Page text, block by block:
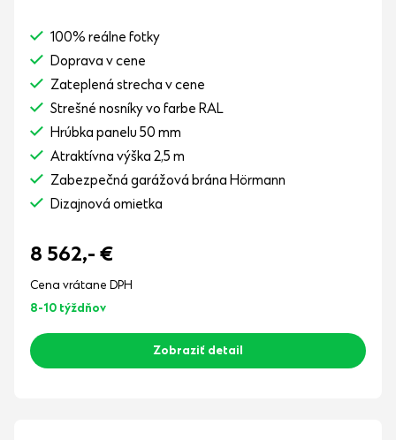
100% reálne fotky
Doprava v cene
Zateplená strecha v cene
Strešné nosníky vo farbe RAL
Hrúbka panelu 50 mm
Atraktívna výška 2,5 m
Zabezpečná garážová brána Hörmann
Dizajnová omietka
8 562,- €
Cena vrátane DPH
8-10 týždňov
Zobraziť detail